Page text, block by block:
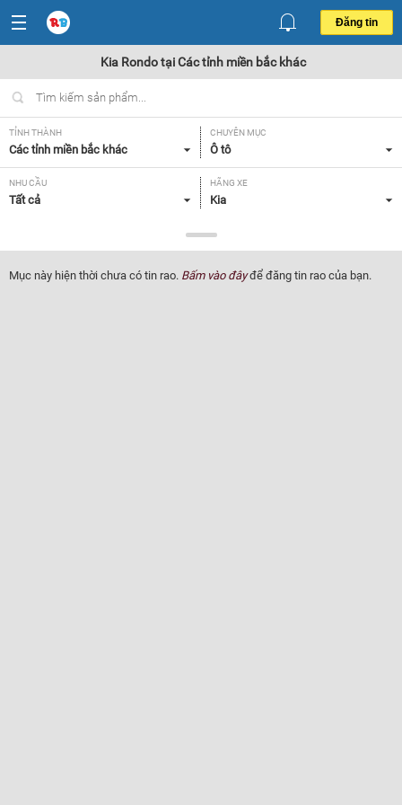
Đăng tin
Kia Rondo tại Các tỉnh miền bắc khác
TỈNH THÀNH
Các tỉnh miền bắc khác
CHUYÊN MỤC
Ô tô
NHU CẦU
Tất cả
HÃNG XE
Kia
Rondo
NĂM SẢN XUẤT
Tất cả
GIÁ XE XUẤT XỨ
Mục này hiện thời chưa có tin rao. Bấm vào đâyđể đăng tin rao của bạn.